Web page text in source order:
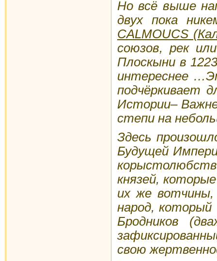
Но всё выше
двух пока
CALMOUCS
союзов, рек
Плоскыни в
интереснее
подчёркивает
Истории–
степи на
Здесь
Будущей
князей,
их же
народ, который
Бродников
свою